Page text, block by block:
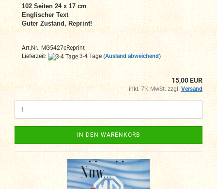
102 Seiten 24 x 17 cm
Englischer Text
Guter Zustand, Reprint!
Art.Nr.: MG5427eReprint
Lieferzeit:
3-4 Tage (Ausland abweichend)
15,00 EUR
inkl. 7% MwSt. zzgl. Versand
IN DEN WARENKORB